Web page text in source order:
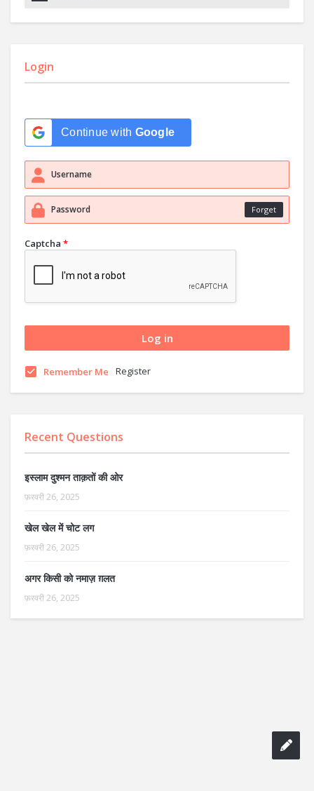
Login
Continue with Google
Forget
Captcha *
Remember Me Register
Recent Questions
इस्लाम दुश्मन ताक़तों की ओर
फ़रवरी 26, 2025
खेल खेल में चोट लग
फ़रवरी 26, 2025
अगर किसी को नमाज़ ग़लत
फ़रवरी 26, 2025